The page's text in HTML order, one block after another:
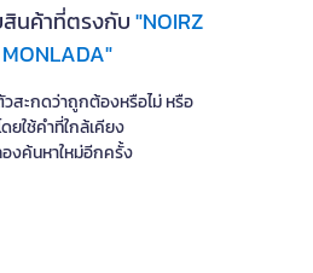
นค้าที่ตรงกับ"NOIRZ
สะกดว่าถูกต้องหรือไม่ หรือ
ยใช้คำที่ใกล้เคียง
งค้นหาใหม่อีกครั้ง